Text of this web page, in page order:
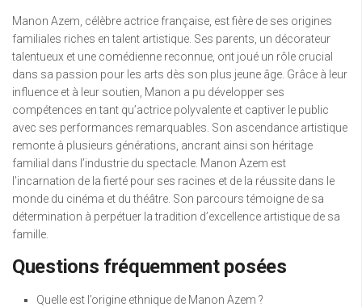
Manon Azem, célèbre actrice française, est fière de ses origines
familiales riches en talent artistique. Ses parents, un décorateur
talentueux et une comédienne reconnue, ont joué un rôle crucial
dans sa passion pour les arts dès son plus jeune âge. Grâce à leur
influence et à leur soutien, Manon a pu développer ses
compétences en tant qu’actrice polyvalente et captiver le public
avec ses performances remarquables. Son ascendance artistique
remonte à plusieurs générations, ancrant ainsi son héritage
familial dans l’industrie du spectacle. Manon Azem est
l’incarnation de la fierté pour ses racines et de la réussite dans le
monde du cinéma et du théâtre. Son parcours témoigne de sa
détermination à perpétuer la tradition d’excellence artistique de sa
famille.
Questions fréquemment posées
Quelle est l’origine ethnique de Manon Azem ?